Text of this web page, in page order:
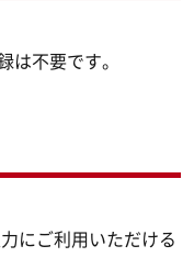
は不要です。
にご利用いただける